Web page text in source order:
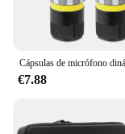
€7.88